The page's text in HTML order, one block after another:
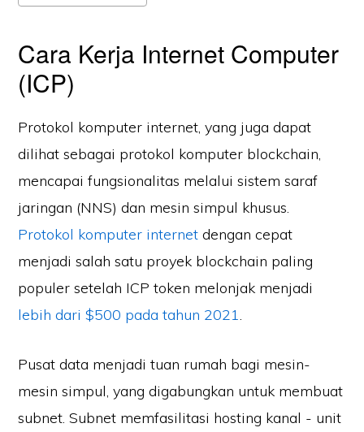
Cara Kerja Internet Computer
(ICP)
Protokol komputer internet, yang juga dapat
dilihat sebagai protokol komputer blockchain,
mencapai fungsionalitas melalui sistem saraf
jaringan (NNS) dan mesin simpul khusus.
Protokol komputer internet dengan cepat
menjadi salah satu proyek blockchain paling
populer setelah ICP token melonjak menjadi
lebih dari $500 pada tahun 2021.
Pusat data menjadi tuan rumah bagi mesin-
mesin simpul, yang digabungkan untuk membuat
subnet. Subnet memfasilitasi hosting kanal - unit